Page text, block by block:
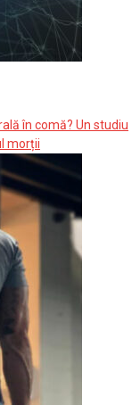
în comă? Un studiu
morții